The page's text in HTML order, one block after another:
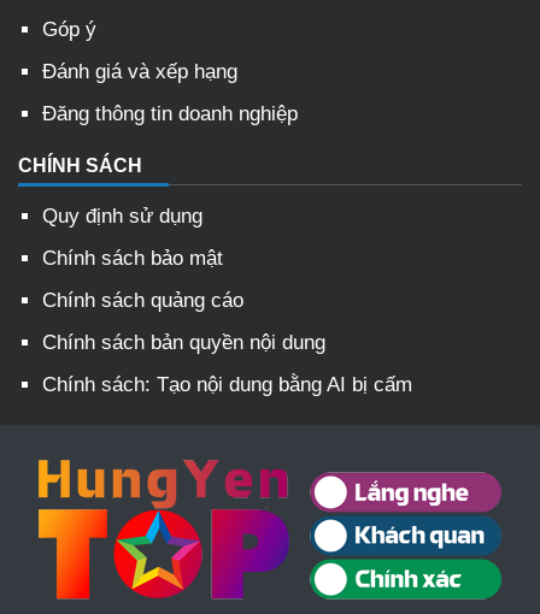
Góp ý
Đánh giá và xếp hạng
Đăng thông tin doanh nghiệp
CHÍNH SÁCH
Quy định sử dụng
Chính sách bảo mật
Chính sách quảng cáo
Chính sách bản quyền nội dung
Chính sách: Tạo nội dung bằng AI bị cấm